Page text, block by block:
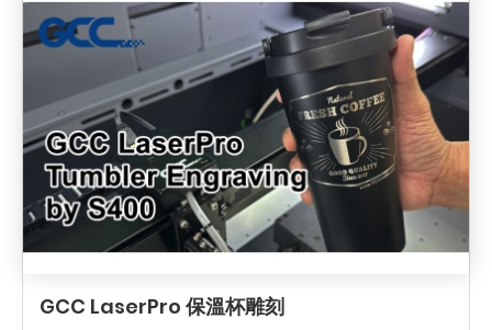
GCC LaserPro 保溫杯雕刻